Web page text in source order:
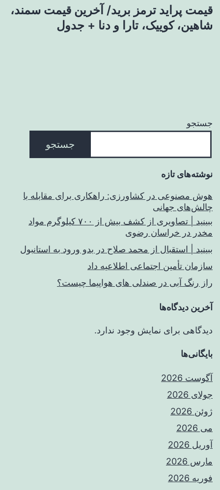
قیمت پراید ترمز برید/ آخرین قیمت سمند،
شاهین، کوییک، تارا و دنا + جدول
جستجو
جستجو
نوشته‌های تازه
هوش مصنوعی در کشاورزی: راهکاری برای مقابله با
چالش‌های جهانی
ببینید | تصاویری از کشف بیش از ۷۰۰ کیلوگرم مواد
مخدر در خراسان رضوی
ببینید | استقبال از محمد صلاح در بدو ورود به استانبول
سازمان تأمین اجتماعی اطلاعیه داد
راز رنگ آبی در صندلی های هواپیما چیست؟
آخرین دیدگاه‌ها
دیدگاهی برای نمایش وجود ندارد.
بایگانی‌ها
آگوست 2026
جولای 2026
ژوئن 2026
می 2026
آوریل 2026
مارس 2026
فوریه 2026